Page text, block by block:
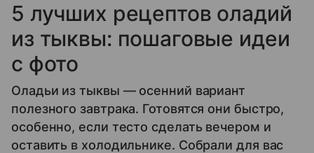
5 лучших рецептов оладий
из тыквы: пошаговые идеи
с фото
Оладьи из тыквы — осенний вариант
полезного завтрака. Готовятся они быстро,
особенно, если тесто сделать вечером и
оставить в холодильнике. Собрали для вас